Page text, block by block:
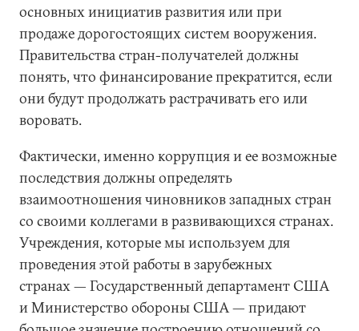
основных инициатив развития или при
продаже дорогостоящих систем вооружения.
Правительства стран-получателей должны
понять, что финансирование прекратится, если
они будут продолжать растрачивать его или
воровать.
Фактически, именно коррупция и ее возможные
последствия должны определять
взаимоотношения чиновников западных стран
со своими коллегами в развивающихся странах.
Учреждения, которые мы используем для
проведения этой работы в зарубежных
странах — Государственный департамент США
и Министерство обороны США — придают